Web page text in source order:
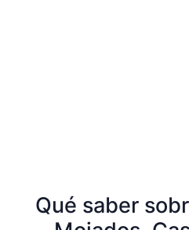
Qué saber